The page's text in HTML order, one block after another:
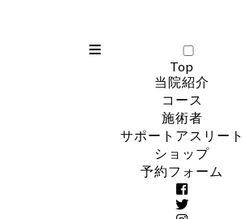
Top
当院紹介
コース
施術者
サポートアスリート
ショップ
予約フォーム